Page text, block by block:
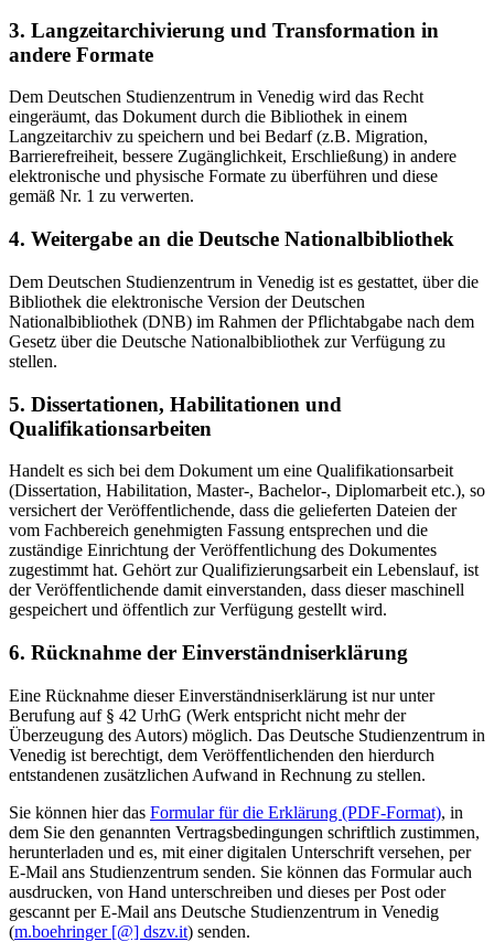
3. Langzeitarchivierung und Transformation in
andere Formate
Dem Deutschen Studienzentrum in Venedig wird das Recht
eingeräumt, das Dokument durch die Bibliothek in einem
Langzeitarchiv zu speichern und bei Bedarf (z.B. Migration,
Barrierefreiheit, bessere Zugänglichkeit, Erschließung) in andere
elektronische und physische Formate zu überführen und diese
gemäß Nr. 1 zu verwerten.
4. Weitergabe an die Deutsche Nationalbibliothek
Dem Deutschen Studienzentrum in Venedig ist es gestattet, über die
Bibliothek die elektronische Version der Deutschen
Nationalbibliothek (DNB) im Rahmen der Pflichtabgabe nach dem
Gesetz über die Deutsche Nationalbibliothek zur Verfügung zu
stellen.
5. Dissertationen, Habilitationen und
Qualifikationsarbeiten
Handelt es sich bei dem Dokument um eine Qualifikationsarbeit
(Dissertation, Habilitation, Master-, Bachelor-, Diplomarbeit etc.), so
versichert der Veröffentlichende, dass die gelieferten Dateien der
vom Fachbereich genehmigten Fassung entsprechen und die
zuständige Einrichtung der Veröffentlichung des Dokumentes
zugestimmt hat. Gehört zur Qualifizierungsarbeit ein Lebenslauf, ist
der Veröffentlichende damit einverstanden, dass dieser maschinell
gespeichert und öffentlich zur Verfügung gestellt wird.
6. Rücknahme der Einverständniserklärung
Eine Rücknahme dieser Einverständniserklärung ist nur unter
Berufung auf § 42 UrhG (Werk entspricht nicht mehr der
Überzeugung des Autors) möglich. Das Deutsche Studienzentrum in
Venedig ist berechtigt, dem Veröffentlichenden den hierdurch
entstandenen zusätzlichen Aufwand in Rechnung zu stellen.
Sie können hier das Formular für die Erklärung (PDF-Format), in
dem Sie den genannten Vertragsbedingungen schriftlich zustimmen,
herunterladen und es, mit einer digitalen Unterschrift versehen, per
E-Mail ans Studienzentrum senden. Sie können das Formular auch
ausdrucken, von Hand unterschreiben und dieses per Post oder
gescannt per E-Mail ans Deutsche Studienzentrum in Venedig
(m.boehringer [@] dszv.it) senden.